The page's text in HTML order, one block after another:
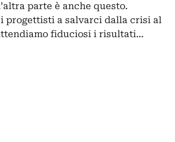
parte è anche questo.
progettisti a salvarci dalla crisi al
fiduciosi i risultati…